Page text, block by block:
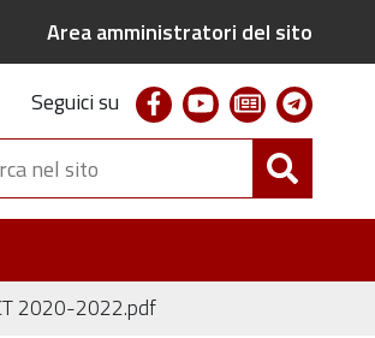
Area amministratori del sito
Seguici su facebookyoutubenewsletter
Cerca
nel
sito
2020-2022.pdf